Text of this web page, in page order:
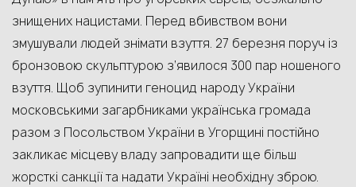
знищених нацистами. Перед вбивством вони
змушували людей знімати взуття. 27 березня поруч із
бронзовою скульптурою з’явилося 300 пар ношеного
взуття. Щоб зупинити геноцид народу України
московськими загарбниками українська громада
разом з Посольством України в Угорщині постійно
закликає місцеву владузапровадити ще більш
жорсткі санкції та надати Україні необхідну зброю.